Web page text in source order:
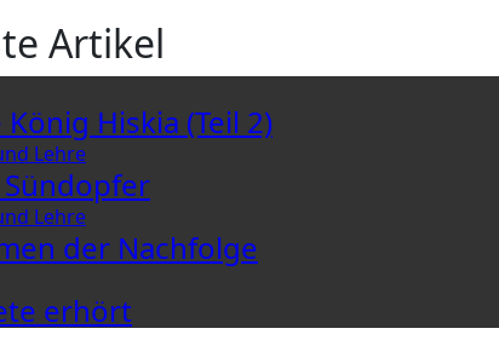
Artikel
Hiskia (Teil 2)
Lehre
Lehre
der Nachfolge
erhört